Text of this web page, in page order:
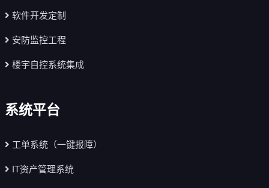
软件开发定制
安防监控工程
楼宇自控系统集成
系统平台
工单系统（一键报障）
IT资产管理系统